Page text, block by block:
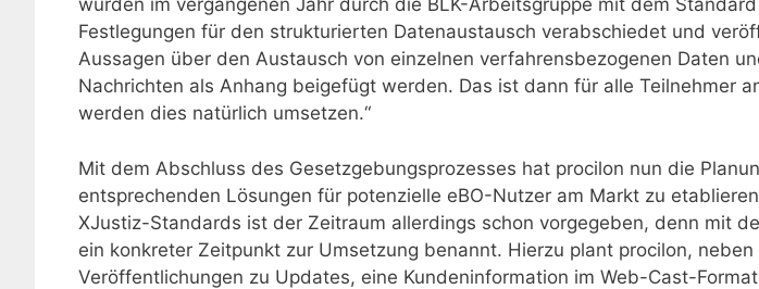
wurden im vergangenen Jahr durch die BLK-Arbeitsgruppe mit dem
Festlegungen für den strukturierten Datenaustausch verabschiedet und
Aussagen über den Austausch von einzelnen verfahrensbezogenen Daten
Nachrichten als Anhang beigefügt werden. Das ist dann für alle Teilnehmer
werden dies natürlich umsetzen.“
Mit dem Abschluss des Gesetzgebungsprozesses hat procilon nun die
entsprechenden Lösungen für potenzielle eBO-Nutzer am Markt zu
XJustiz-Standards ist der Zeitraum allerdings schon vorgegeben, denn mit
ein konkreter Zeitpunkt zur Umsetzung benannt. Hierzu plant procilon,
Veröffentlichungen zu Updates, eine Kundeninformation im Web-Cast-